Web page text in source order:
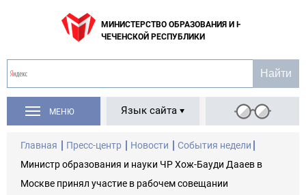
МИНИСТЕРСТВО ОБРАЗОВАНИЯ И НАУКИ
ЧЕЧЕНСКОЙ РЕСПУБЛИКИ
МЕНЮ Язык сайта
Главная Пресс-центр Новости
События недели
Министр образования и науки ЧР Хож-Бауди Дааев в
Москве принял участие в рабочем совещании